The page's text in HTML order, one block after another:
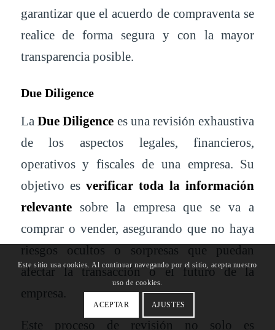
garantizar que el acuerdo de compraventa se
realice de forma segura y con la mayor
transparencia posible.
Due Diligence
La Due Diligence es una revisión exhaustiva
de los aspectos legales, financieros,
operativos y fiscales de una empresa. Su
objetivo es verificar toda la información
relevantesobre la empresa que se va a
comprar o vender, asegurando que no haya
riesgos ocultos o sorpresas que puedan
afectar la transacción o el futuro de la
empresa.
Este proceso de revisión no solo es
Este sitio usa cookies. Al continuar navegando por el sitio, acepta nuestro
uso de cookies.
ACEPTAR AJUSTES